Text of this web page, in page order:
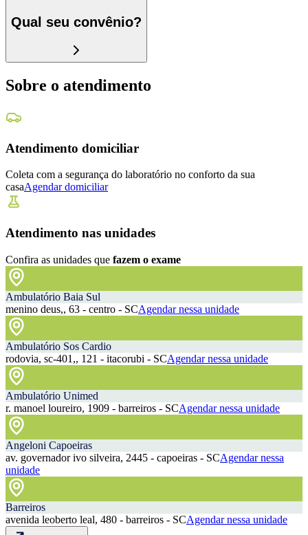
Qual seu convênio?
Sobre o atendimento
Atendimento domiciliar
Coleta com a segurança do laboratório no conforto da sua
casaAgendar domiciliar
Atendimento nas unidades
Confira as unidades que fazem o exame
Ambulatório Baia Sul
menino deus,, 63 - centro - SCAgendar nessa unidade
Ambulatório Sos Cardio
rodovia, sc-401,, 121 - itacorubi - SCAgendar nessa unidade
Ambulatório Unimed
r. manoel loureiro, 1909 - barreiros - SCAgendar nessa unidade
Angeloni Capoeiras
av. governador ivo silveira, 2445 - capoeiras - SCAgendar nessa
unidade
Barreiros
avenida leoberto leal, 480 - barreiros - SCAgendar nessa unidade